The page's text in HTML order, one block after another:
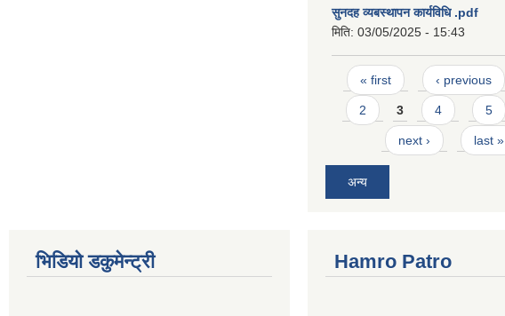
सुनदह व्यबस्थापन कार्यविधि .pdf
मिति: 03/05/2025 - 15:43
Pages
« first ‹ previous
2 3 4 5
next › last »
अन्य
भिडियो डकुमेन्ट्री Hamro Patro